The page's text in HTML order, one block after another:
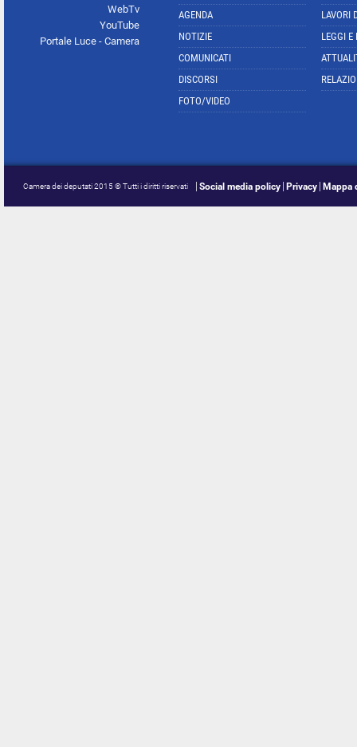
WebTv
YouTube
Portale Luce - Camera
AGENDA
NOTIZIE
COMUNICATI
DISCORSI
FOTO/VIDEO
LAVORI
LEGGI E
Camera dei deputati 2015 © Tutti i diritti riservati Social media policy Privacy Mappa